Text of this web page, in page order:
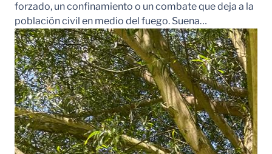
forzado, un confinamiento o un combate que deja a la
población civil en medio del fuego. Suena…